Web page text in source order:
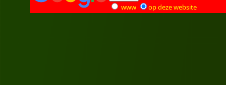
www op deze website